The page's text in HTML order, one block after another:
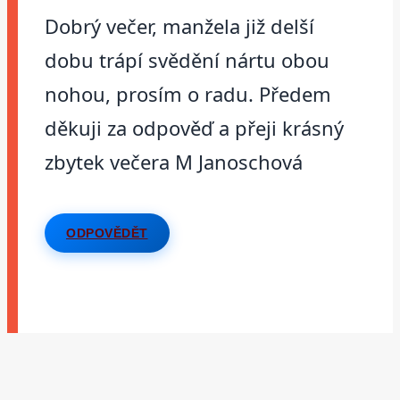
Dobrý večer, manžela již delší
dobu trápí svědění nártu obou
nohou, prosím o radu. Předem
děkuji za odpověď a přeji krásný
zbytek večera M Janoschová
ODPOVĚDĚT